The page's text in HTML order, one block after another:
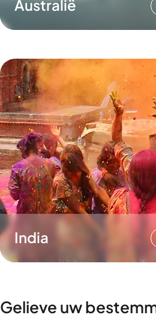
Australië
India
Gelieve uw